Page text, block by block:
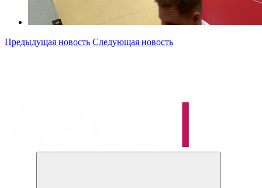
Предыдущая новость Следующая новость